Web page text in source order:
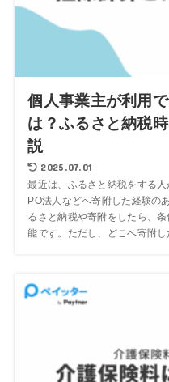
個人事業主が利用
は？ふるさと納税
説
2025.07.01
最近は、ふるさと納税をする
PO法人などへ寄附した経験の
るさと納税や寄附をしたら、
能です。ただし、どこへ寄附し